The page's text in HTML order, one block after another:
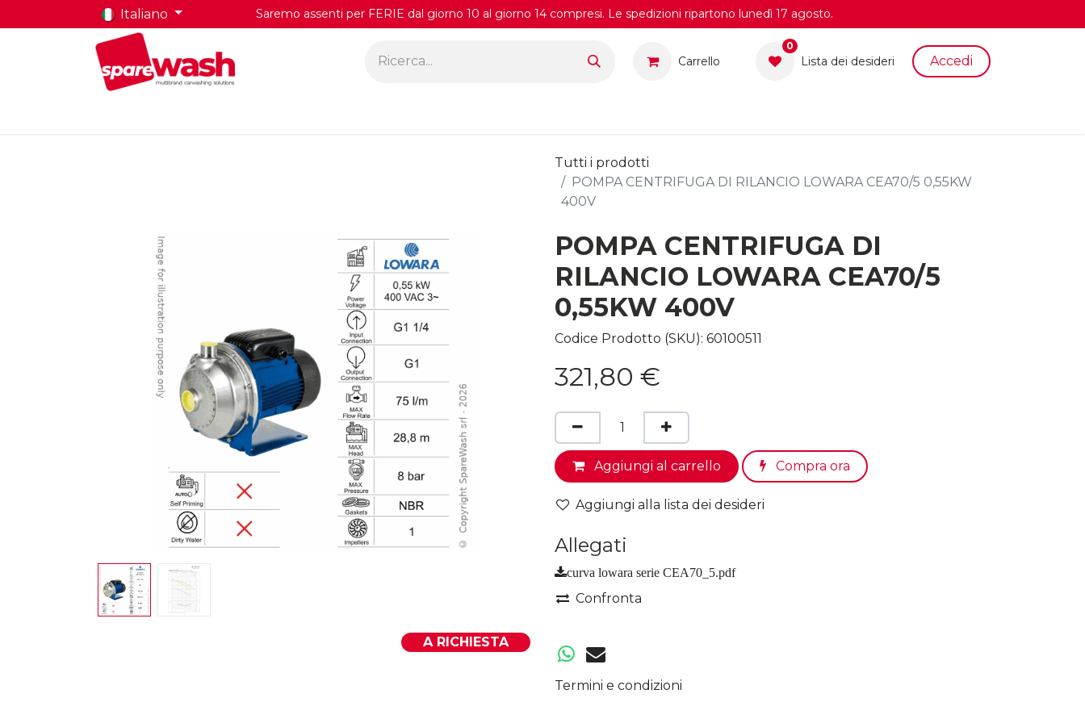
Italiano Saremo assenti per FERIE dal giorno 10 al giorno 14 compresi. Le spedizioni ripartono lunedì 17 agosto.
Carrello
0
Lista dei desid​eri Accedi
Tutti i prodotti
POMPA CENTRIFUGA DI RILANCIO LOWARA CEA70/5 0,55KW
400V
A RICHIESTA
POMPA CENTRIFUGA DI
RILANCIO LOWARA CEA70/5
0,55KW 400V
Codice Prodotto (SKU): 60100511
321,80 €
Aggiungi al carrello Compra ora
Aggiungi alla lista dei desideri
Allegati
curva lowara serie CEA70_5.pdf
Confronta
Termini e condizioni